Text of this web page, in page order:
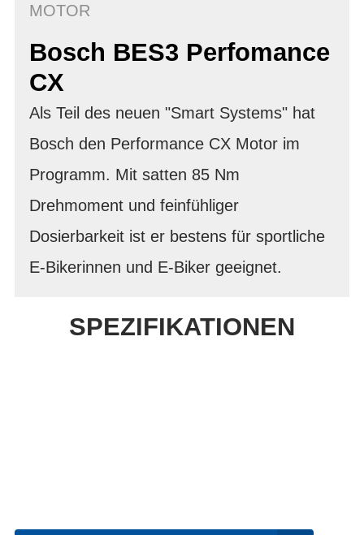
MOTOR
Bosch BES3 Perfomance
CX
Als Teil des neuen "Smart Systems" hat
Bosch den Performance CX Motor im
Programm. Mit satten 85 Nm
Drehmoment und feinfühliger
Dosierbarkeit ist er bestens für sportliche
E-Bikerinnen und E-Biker geeignet.
SPEZIFIKATIONEN